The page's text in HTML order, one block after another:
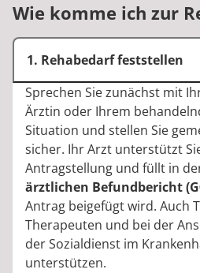
Wie komme ich zur
1. Rehabedarf feststellen
Sprechen Sie zunächst mit
Ärztin oder Ihrem
Situation und stellen Sie
sicher. Ihr Arzt unterstützt
Antragstellung und füllt in
ärztlichen Befundbericht
Antrag beigefügt wird. Auch
Therapeuten und bei der
der Sozialdienst im
unterstützen.